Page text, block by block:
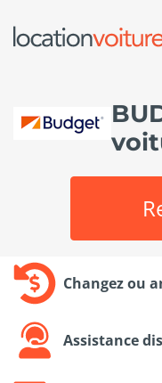
Changez ou
Assistance